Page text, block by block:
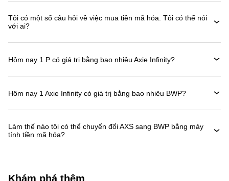
Tôi có một số câu hỏi về việc mua tiền mã hóa. Tôi có thể nói
với ai?
Hôm nay 1 P có giá trị bằng bao nhiêu Axie Infinity?
Hôm nay 1 Axie Infinity có giá trị bằng bao nhiêu BWP?
Làm thế nào tôi có thể chuyển đổi AXS sang BWP bằng máy
tính tiền mã hóa?
Khám phá thêm